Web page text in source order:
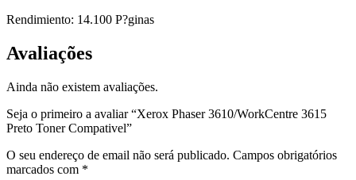
Rendimiento: 14.100 P?ginas
Avaliações
Ainda não existem avaliações.
Seja o primeiro a avaliar “Xerox Phaser 3610/WorkCentre 3615
Preto Toner Compativel”
O seu endereço de email não será publicado. Campos obrigatórios
marcados com *